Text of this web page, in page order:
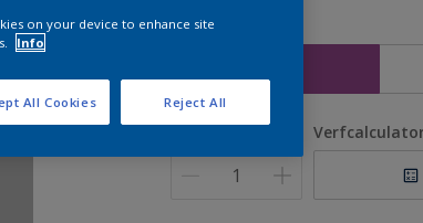
Grootte
Aantal
on your device to enhance site
Info
Reject All
All Cookies